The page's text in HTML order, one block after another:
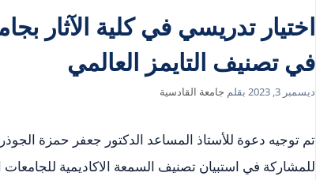
اختيار تدريسي في كلية الآثار
في تصنيف التايمز العالمي
ديسمبر 3, 2023 بقلم جامعة القادسية
تم توجيه دعوة للأستاذ المساعد الدكتور جعفر حمزة
للمشاركة في استبيان تصنيف السمعة الاكاديمية للجامعات